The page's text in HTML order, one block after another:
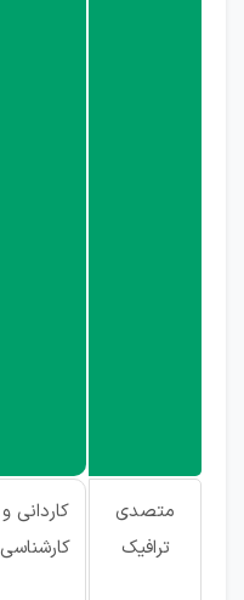
متصدی
ترافیک
کاردانی و
کارشناسی